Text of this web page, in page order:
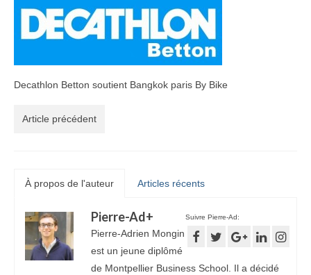
Presse
Decathlon Betton soutient Bangkok paris By Bike
Article précédent
À propos de l'auteur Articles récents
Suivre Pierre-Ad:
Pierre-Ad+
Pierre-Adrien Mongin
est un jeune diplômé
de Montpellier Business School. Il a décidé